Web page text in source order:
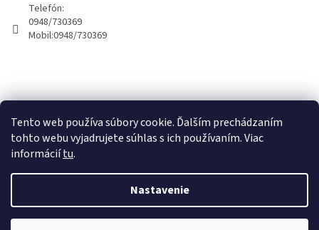
Tento web používa súbory cookie. Ďalším prechádzaním
tohto webu vyjadrujete súhlas s ich používaním. Viac
informáciítu.
Nastavenie
Telefón:
0948/730369
Mobil:0948/730369
Copyright 2026Esenciálne oleje - Dary zeme. Všetky práva